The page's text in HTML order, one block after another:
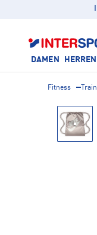
DAMEN HERREN
Fitness